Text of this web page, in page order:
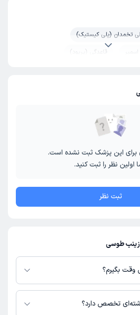
تخمدان (پلی کیستیک)
قاعدگی (پریود)
برای این پزشک ثبت نشده است.
اولین نظر را ثبت کنید.
ثبت نظر
زینب طوسی
وقت بگیرم؟
پروفایل فعال و نوبت‌دهی باز در پلتفرم دکترتو
پلتفرم برای دریافت نوبت اقدام کنید. در صورت
تخصص دارد؟